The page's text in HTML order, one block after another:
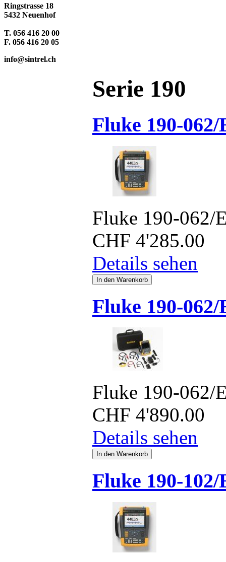
Ringstrasse 18
5432 Neuenhof
T. 056 416 20 00
F. 056 416 20 05
info@sintrel.ch
Serie 190
Fluke 190-062/
Fluke 190-062/
CHF 4'285.00
Details sehen
Fluke 190-062/
Fluke 190-062/
CHF 4'890.00
Details sehen
Fluke 190-102/